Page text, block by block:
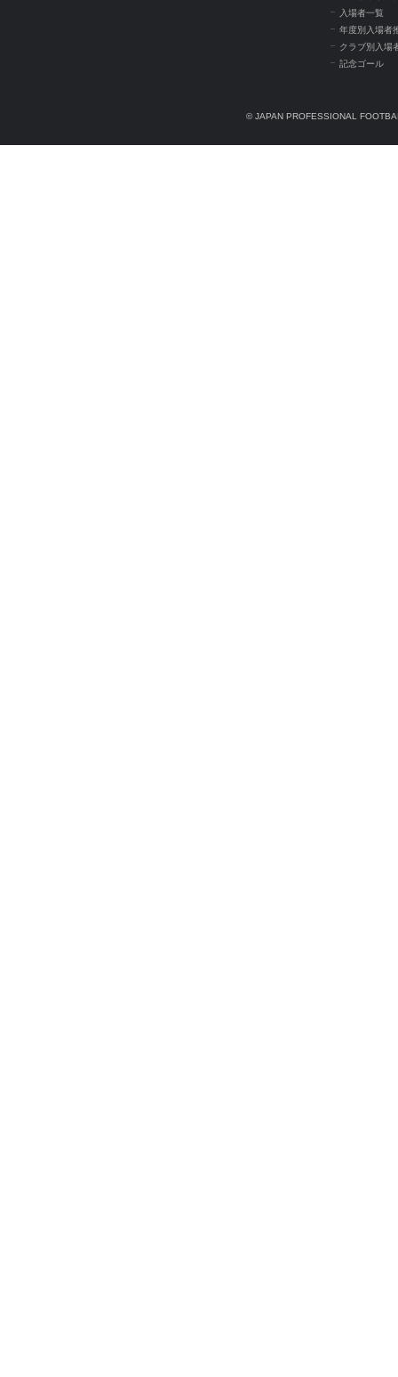
入場者一覧
年度別入場者
クラブ別入場
記念ゴール
© JAPAN PROFESSIONAL